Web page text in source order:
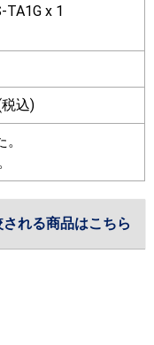
x 1
税込)
れる商品はこちら